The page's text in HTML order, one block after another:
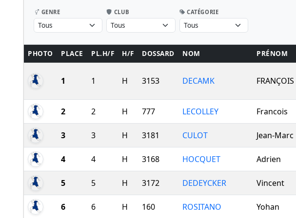
GENRE CLUB CATÉGORIE
PHOTO PLACE PL.H/F H/F DOSSARD NOM PRÉNOM
1 1 H 3153 DECAMK FRANÇOIS
2 2 H 777 LECOLLEY Francois
3 3 H 3181 CULOT Jean-Marc
4 4 H 3168 HOCQUET Adrien
5 5 H 3172 DEDEYCKER Vincent
6 6 H 160 ROSITANO Yohan